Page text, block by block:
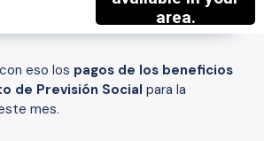
eso los pagos de los beneficios
de Previsión Social para la
mes.